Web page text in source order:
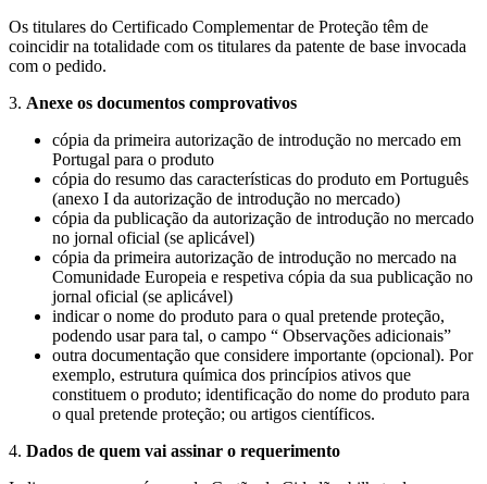
Os titulares do Certificado Complementar de Proteção têm de
coincidir na totalidade com os titulares da patente de base invocada
com o pedido.
3. Anexe os documentos comprovativos
cópia da primeira autorização de introdução no mercado em
Portugal para o produto
cópia do resumo das características do produto em Português
(anexo I da autorização de introdução no mercado)
cópia da publicação da autorização de introdução no mercado
no jornal oficial (se aplicável)
cópia da primeira autorização de introdução no mercado na
Comunidade Europeia e respetiva cópia da sua publicação no
jornal oficial (se aplicável)
indicar o nome do produto para o qual pretende proteção,
podendo usar para tal, o campo “ Observações adicionais”
outra documentação que considere importante (opcional). Por
exemplo, estrutura química dos princípios ativos que
constituem o produto; identificação do nome do produto para
o qual pretende proteção; ou artigos científicos.
4. Dados de quem vai assinar o requerimento